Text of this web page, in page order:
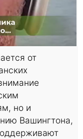
от
но и
Вашингтона,